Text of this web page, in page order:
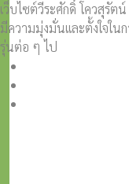
เว็บไซต์วีระศักดิ์ โควสุรัต
มีความมุ่งมั่นเเละตั้งใจใ
รุ่นต่อ ๆ ไป